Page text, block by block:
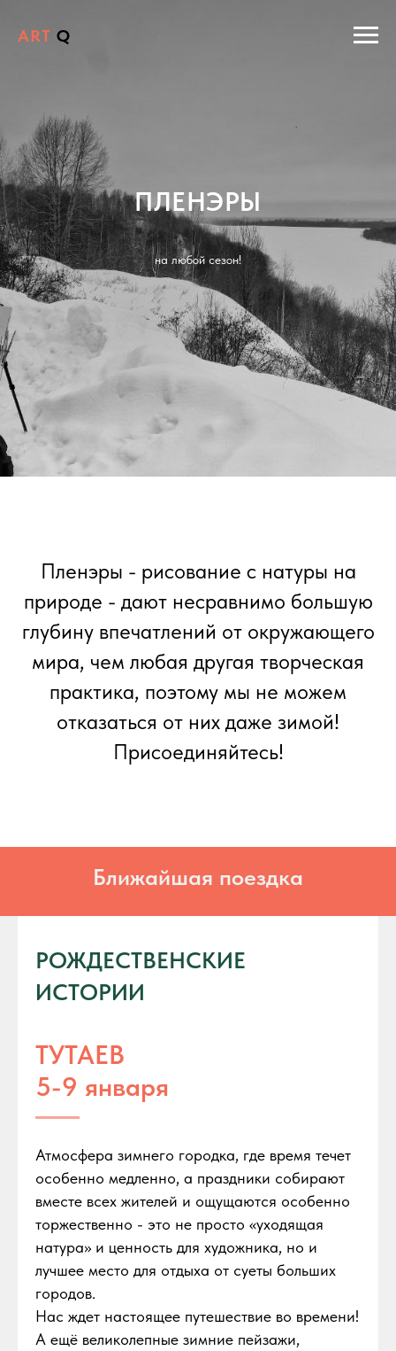
ART Q
ПЛЕНЭРЫ
на любой сезон!
Пленэры - рисование с натуры на
природе - дают несравнимо большую
глубину впечатлений от окружающего
мира, чем любая другая творческая
практика, поэтому мы не можем
отказаться от них даже зимой!
Присоединяйтесь!
Ближайшая поездка
РОЖДЕСТВЕНСКИЕ
ИСТОРИИ
ТУТАЕВ
5-9 января
Атмосфера зимнего городка, где время течет
особенно медленно, а праздники собирают
вместе всех жителей и ощущаются особенно
торжественно - это не просто «уходящая
натура» и ценность для художника, но и
лучшее место для отдыха от суеты больших
городов.
Нас ждет настоящее путешествие во времени!
А ещё великолепные зимние пейзажи,